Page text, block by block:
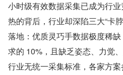
小时级有效数据采集已成为行
热的背后，行业却深陷三大“卡
落地：优质灵巧手数据极度稀
求的 10%，且缺乏姿态、力觉
行业无统一采集标准，各家方